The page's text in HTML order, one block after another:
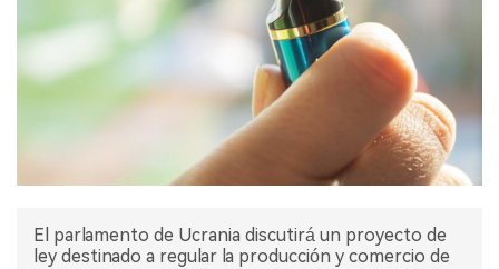
El parlamento de Ucrania discutirá un proyecto de
ley destinado a regular la producción y comercio de